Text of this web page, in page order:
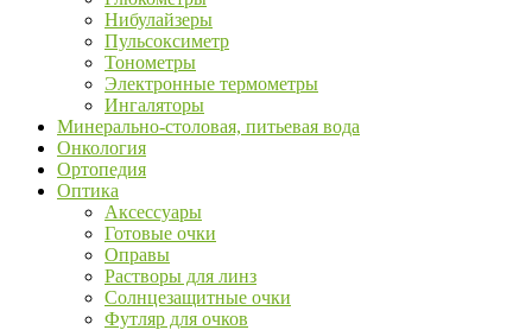
Нибулайзеры
Пульсоксиметр
Тонометры
Электронные термометры
Ингаляторы
Минерально-столовая, питьевая вода
Онкология
Ортопедия
Оптика
Аксессуары
Готовые очки
Оправы
Растворы для линз
Солнцезащитные очки
Футляр для очков